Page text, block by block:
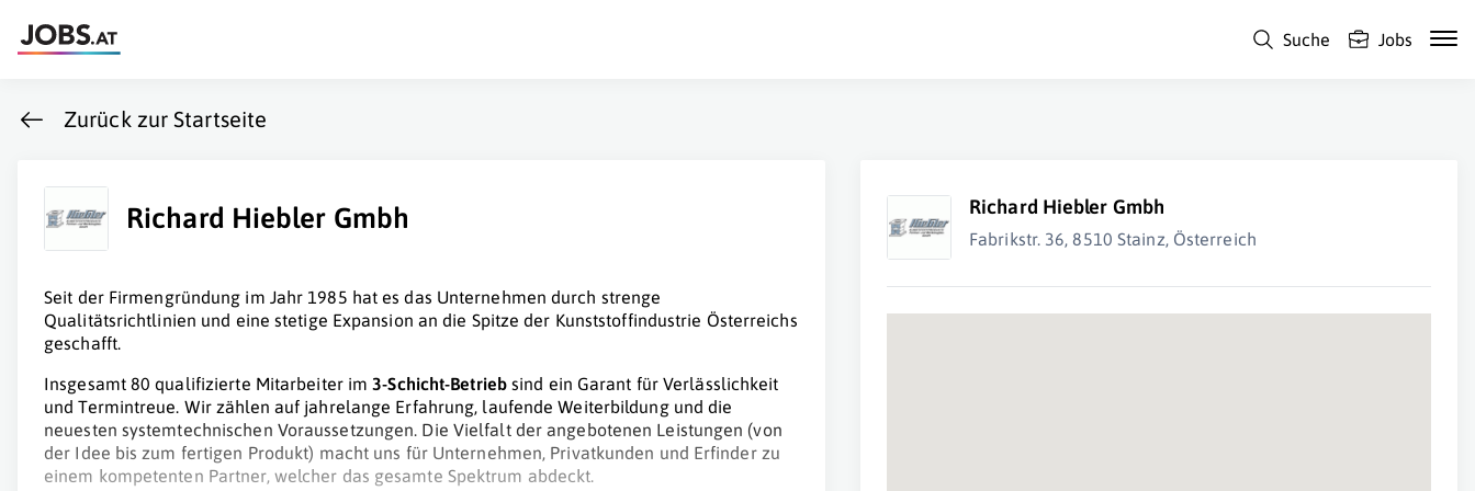
Suche Jobs
Zurück zur Startseite
Richard Hiebler Gmbh
Seit der Firmengründung im Jahr 1985 hat es das Unternehmen durch strenge
Qualitätsrichtlinien und eine stetige Expansion an die Spitze der Kunststoffindustrie Österreichs
geschafft.
Insgesamt 80 qualifizierte Mitarbeiter im3-Schicht-Betriebsind ein Garant für Verlässlichkeit
und Termintreue. Wir zählen auf jahrelange Erfahrung, laufende Weiterbildung und die
neuesten systemtechnischen Voraussetzungen. Die Vielfalt der angebotenen Leistungen (von
der Idee bis zum fertigen Produkt) macht uns für Unternehmen, Privatkunden und Erfinder zu
einem kompetenten Partner, welcher das gesamte Spektrum abdeckt.
Richard Hiebler Gmbh
Fabrikstr. 36, 8510 Stainz, Österreich